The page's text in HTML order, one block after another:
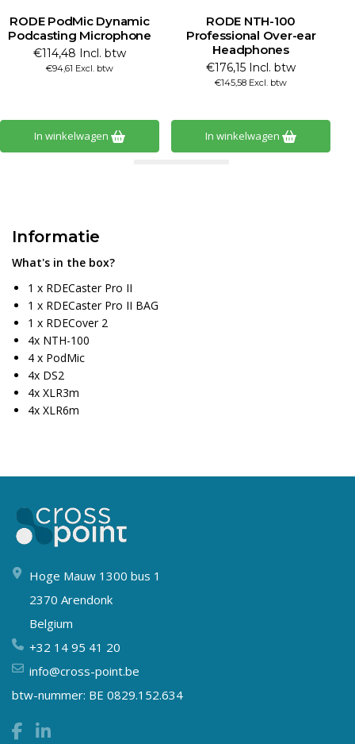
RODE PodMic Dynamic
Podcasting Microphone
€114,48 Incl. btw
€94,61 Excl. btw
In winkelwagen
RODE NTH-100
Professional Over-ear
Headphones
€176,15 Incl. btw
€145,58 Excl. btw
In winkelwagen
Informatie
What's in the box?
1 x RDECaster Pro II
1 x RDECaster Pro II BAG
1 x RDECover 2
4x NTH-100
4 x PodMic
4x DS2
4x XLR3m
4x XLR6m
Hoge Mauw 1300 bus 1
2370 Arendonk
Belgium
+32 14 95 41 20
info@cross-point.be
btw-nummer: BE 0829.152.634